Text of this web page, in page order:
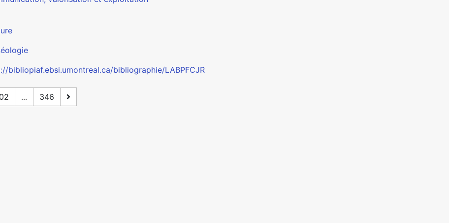
bibliopiaf.ebsi.umontreal.ca/bibliographie/LABPFCJR
... 346